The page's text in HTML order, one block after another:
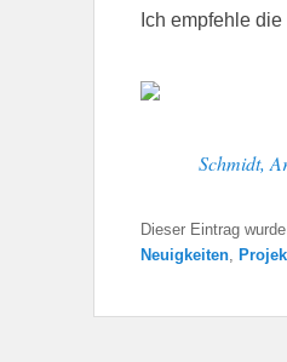
Ich empfehle
Schmidt,
Dieser Eintrag
Neuigkeiten